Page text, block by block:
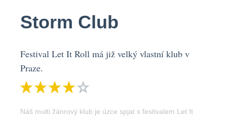
Storm Club
Festival Let It Roll má již velký vlastní klub v
Praze.
Náš multi žánrový klub je úzce spjat s festivalem Let It